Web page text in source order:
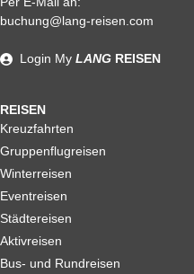
Alle weiteren
unseren AGB. Wir empfehlen
Reiserücktrittskostenversicherung
buchung@lang-reisen.com
REISEN
Kreuzfahrten
Gruppenflugreisen
Winterreisen
Eventreisen
Städtereisen
Aktivreisen
Bus- und Rundreisen
Login My LANG REISEN